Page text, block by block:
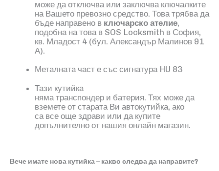
може да отключва или заключва ключалките
на Вашето превозно средство. Това трябва да
бъде направено в ключарско ателие,
подобна на това в SOS Locksmith в София,
кв. Младост 4 (бул. Александър Малинов 91
А).
Металната част е със сигнатура HU 83
Тази кутийка
няма транспондер и батерия. Тях може да
вземете от старата Ви автокутийка, ако
са все още здрави или да купите
допълнително от нашия онлайн магазин.
Вече имате нова кутийка – какво следва да направите?